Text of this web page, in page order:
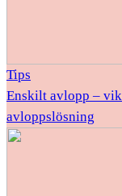
Tips
Enskilt avlopp –
avloppslösning